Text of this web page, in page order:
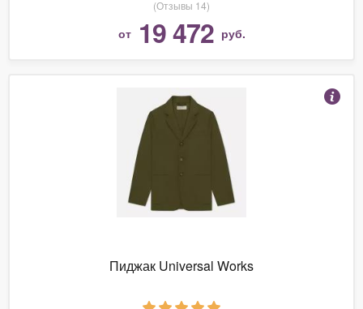
(Отзывы 14)
от 19 472 руб.
Пиджак Universal Works